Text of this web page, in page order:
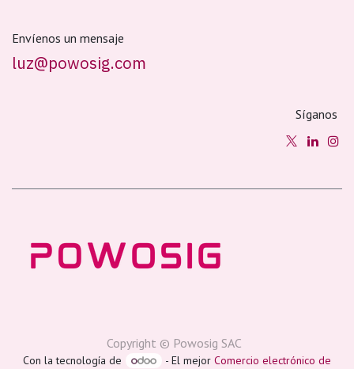
Envíenos un mensaje
luz@powosig.com
Síganos
Copyright © Powosig SAC
Con la tecnología de - El mejorComercio electrónico de